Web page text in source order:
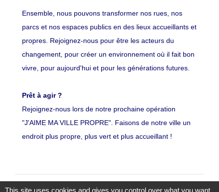
Ensemble, nous pouvons transformer nos rues, nos
parcs et nos espaces publics en des lieux accueillants et
propres. Rejoignez-nous pour être les acteurs du
changement, pour créer un environnement où il fait bon
vivre, pour aujourd'hui et pour les générations futures.
Prêt à agir ?
Rejoignez-nous lors de notre prochaine opération
"J'AIME MA VILLE PROPRE". Faisons de notre ville un
endroit plus propre, plus vert et plus accueillant !
This site uses cookies and gives you control over what you want